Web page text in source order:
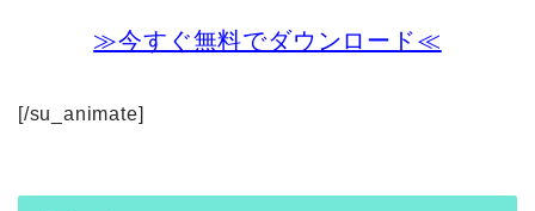
≫今すぐ無料でダウンロード≪
[/su_animate]